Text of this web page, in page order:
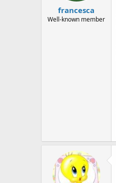
francesca
Well-known member